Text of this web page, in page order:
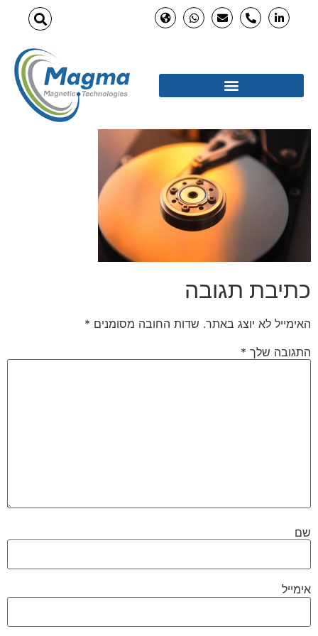
כתיבת תגובה
האימייל לא יוצג באתר. שדות החובה מסומנים *
התגובה שלך *
שם
אימייל